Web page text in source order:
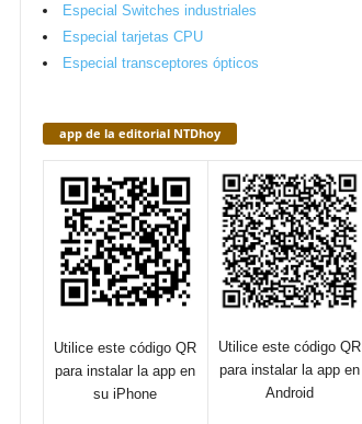
Especial Switches industriales
Especial tarjetas CPU
Especial transceptores ópticos
app de la editorial NTDhoy
Utilice este código QR
para instalar la app en
su iPhone
Utilice este código QR
para instalar la app en
Android